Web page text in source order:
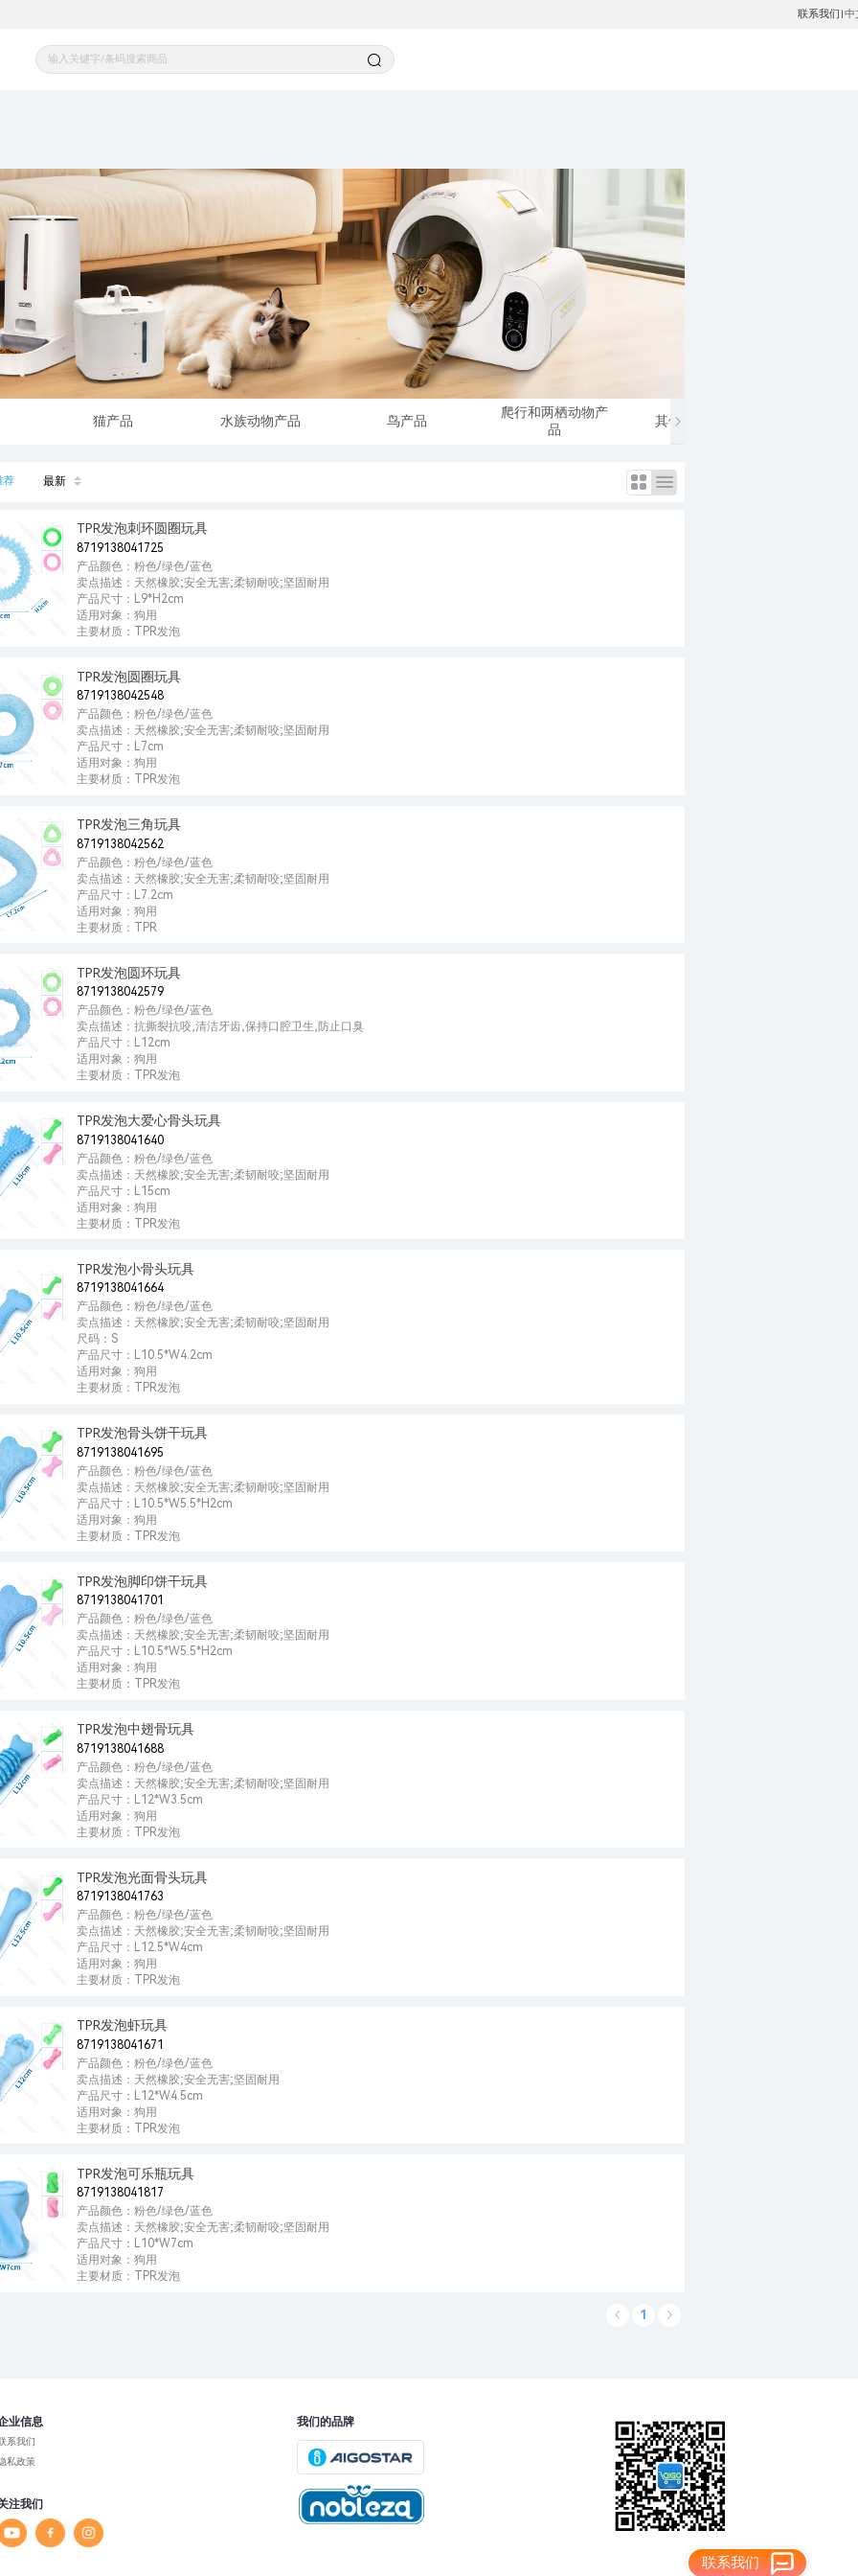
联系我们 中
猫产品 水族动物产品 鸟产品
爬行和两栖动物产
品
其他小动物产品
荐 最新
TPR发泡刺环圆圈玩具
8719138041725
产品颜色：粉色/绿色/蓝色
卖点描述：天然橡胶;安全无害;柔韧耐咬;坚固耐用
产品尺寸：L9*H2cm
适用对象：狗用
主要材质：TPR发泡
TPR发泡圆圈玩具
8719138042548
产品颜色：粉色/绿色/蓝色
卖点描述：天然橡胶;安全无害;柔韧耐咬;坚固耐用
产品尺寸：L7cm
适用对象：狗用
主要材质：TPR发泡
TPR发泡三角玩具
8719138042562
产品颜色：粉色/绿色/蓝色
卖点描述：天然橡胶;安全无害;柔韧耐咬;坚固耐用
产品尺寸：L7.2cm
适用对象：狗用
主要材质：TPR
TPR发泡圆环玩具
8719138042579
产品颜色：粉色/绿色/蓝色
卖点描述：抗撕裂抗咬,清洁牙齿,保持口腔卫生,防止口臭
产品尺寸：L12cm
适用对象：狗用
主要材质：TPR发泡
TPR发泡大爱心骨头玩具
8719138041640
产品颜色：粉色/绿色/蓝色
卖点描述：天然橡胶;安全无害;柔韧耐咬;坚固耐用
产品尺寸：L15cm
适用对象：狗用
主要材质：TPR发泡
TPR发泡小骨头玩具
8719138041664
产品颜色：粉色/绿色/蓝色
卖点描述：天然橡胶;安全无害;柔韧耐咬;坚固耐用
尺码：S
产品尺寸：L10.5*W4.2cm
适用对象：狗用
主要材质：TPR发泡
TPR发泡骨头饼干玩具
8719138041695
产品颜色：粉色/绿色/蓝色
卖点描述：天然橡胶;安全无害;柔韧耐咬;坚固耐用
产品尺寸：L10.5*W5.5*H2cm
适用对象：狗用
主要材质：TPR发泡
TPR发泡脚印饼干玩具
8719138041701
产品颜色：粉色/绿色/蓝色
卖点描述：天然橡胶;安全无害;柔韧耐咬;坚固耐用
产品尺寸：L10.5*W5.5*H2cm
适用对象：狗用
主要材质：TPR发泡
TPR发泡中翅骨玩具
8719138041688
产品颜色：粉色/绿色/蓝色
卖点描述：天然橡胶;安全无害;柔韧耐咬;坚固耐用
产品尺寸：L12*W3.5cm
适用对象：狗用
主要材质：TPR发泡
TPR发泡光面骨头玩具
8719138041763
产品颜色：粉色/绿色/蓝色
卖点描述：天然橡胶;安全无害;柔韧耐咬;坚固耐用
产品尺寸：L12.5*W4cm
适用对象：狗用
主要材质：TPR发泡
TPR发泡虾玩具
8719138041671
产品颜色：粉色/绿色/蓝色
卖点描述：天然橡胶;安全无害;坚固耐用
产品尺寸：L12*W4.5cm
适用对象：狗用
主要材质：TPR发泡
TPR发泡可乐瓶玩具
8719138041817
产品颜色：粉色/绿色/蓝色
卖点描述：天然橡胶;安全无害;柔韧耐咬;坚固耐用
产品尺寸：L10*W7cm
适用对象：狗用
主要材质：TPR发泡
1
业信息
系我们
私政策
注我们
我们的品牌
联系我们